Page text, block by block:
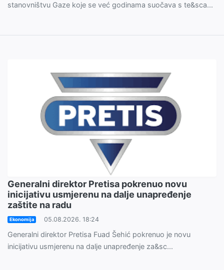
stanovništvu Gaze koje se već godinama suočava s te&sca...
Generalni direktor Pretisa pokrenuo novu
inicijativu usmjerenu na dalje unapređenje
zaštite na radu
Ekonomija 05.08.2026. 18:24
Generalni direktor Pretisa Fuad Šehić pokrenuo je novu
inicijativu usmjerenu na dalje unapređenje za&sc...